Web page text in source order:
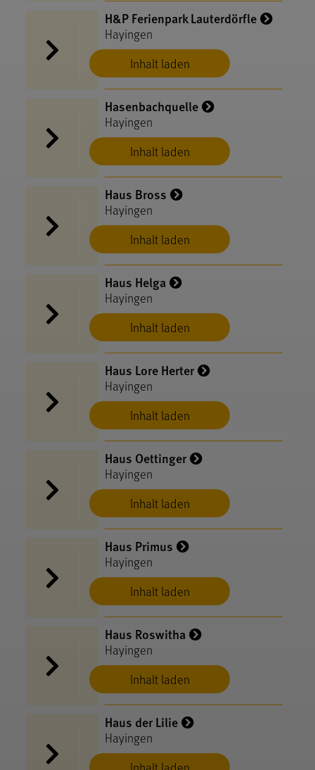
Inhalt laden
H&P Ferienpark Lauterdörfle
Hayingen
Inhalt laden
Hasenbachquelle
Hayingen
Inhalt laden
Haus Bross
Hayingen
Inhalt laden
Haus Helga
Hayingen
Inhalt laden
Haus Lore Herter
Hayingen
Inhalt laden
Haus Oettinger
Hayingen
Inhalt laden
Haus Primus
Hayingen
Inhalt laden
Haus Roswitha
Hayingen
Haus der Lilie
Hayingen